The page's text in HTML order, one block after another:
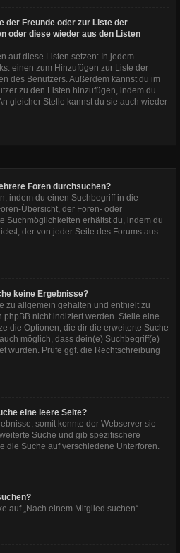
der Freunde oder zur Liste der
oder diese wieder aus den Listen
auf diese Listen setzen: In jedem
einen zum Hinzufügen zur Liste der
des Benutzers. Außerdem kannst du im
zu den Listen hinzufügen, indem du
gleicher Stelle kannst du sie auch wieder
Foren durchsuchen?
indem du einen Suchbegriff in die
Übersicht, der Foren- oder
Suchmöglichkeiten erhältst du, indem du
der von jeder Seite des Forums aus
keine Ergebnisse?
zu allgemein gehalten und enthielt zu
nicht indiziert werden. Stelle eine
die Optionen, die dir die erweiterte Suche
möglich, dass dein(e) Suchbegriff(e)
wurden. Prüfe ggf. die Rechtschreibung
eine leere Seite?
somit konnte der Webserver sie
Suche und gib spezifischere
die Suche auf verschiedene Unterforen.
auf „Nach einem Mitglied suchen“.